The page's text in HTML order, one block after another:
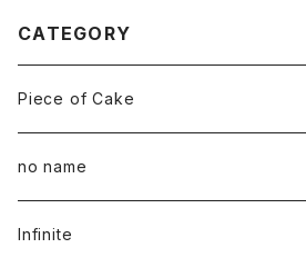
CATEGORY
Piece of Cake
All
Tee
no name
All
Infinite